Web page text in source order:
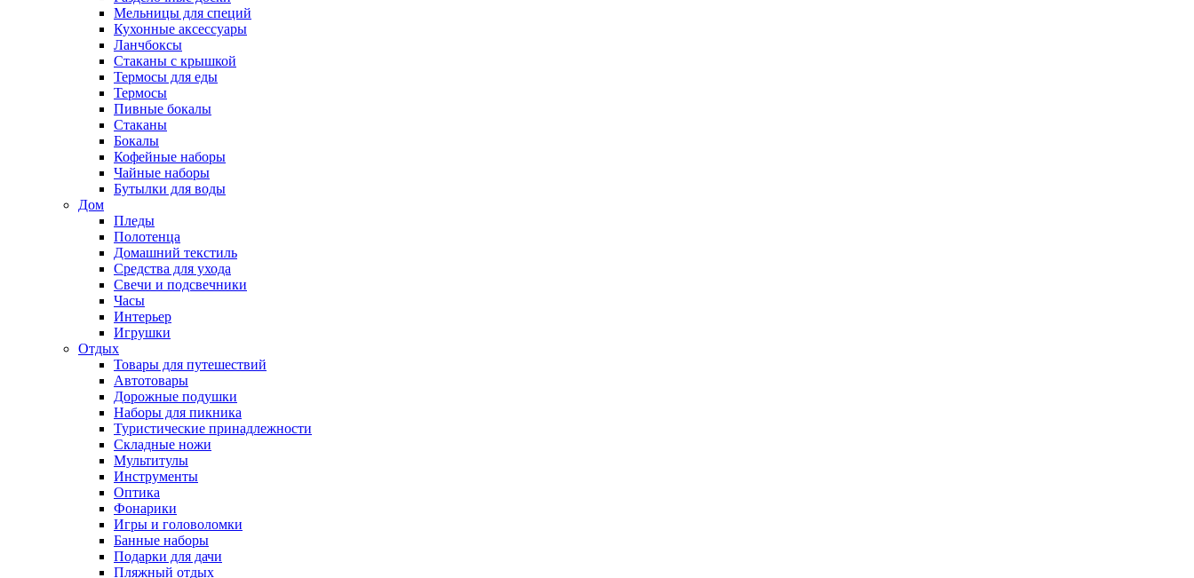
Мельницы для специй
Кухонные аксессуары
Ланчбоксы
Стаканы с крышкой
Термосы для еды
Термосы
Пивные бокалы
Стаканы
Бокалы
Кофейные наборы
Чайные наборы
Бутылки для воды
Дом
Пледы
Полотенца
Домашний текстиль
Средства для ухода
Свечи и подсвечники
Часы
Интерьер
Игрушки
Отдых
Товары для путешествий
Автотовары
Дорожные подушки
Наборы для пикника
Туристические принадлежности
Складные ножи
Мультитулы
Инструменты
Оптика
Фонарики
Игры и головоломки
Банные наборы
Подарки для дачи
Пляжный отдых